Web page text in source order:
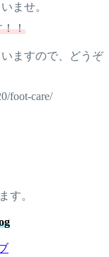
ませ。
！！
ますので、どうぞ
foot-care/
す。